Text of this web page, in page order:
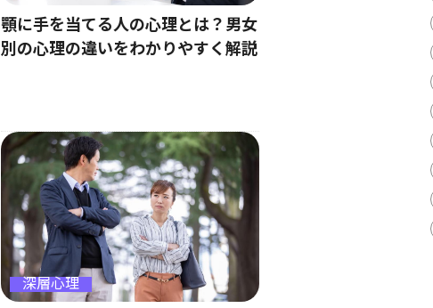
顎に手を当てる人の心理とは？男女
別の心理の違いをわかりやすく解説
深層心理